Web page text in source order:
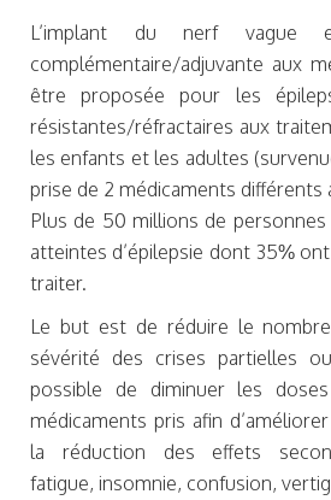
L’implant du nerf vague
complémentaire/adjuvante aux
être proposée pour les
résistantes/réfractaires aux
les enfants et les adultes
prise de 2 médicaments différents
Plus de 50 millions de
atteintes d’épilepsie dont 35%
traiter.
Le but est de réduire le
sévérité des crises partielles
possible de diminuer les
médicaments pris afin
la réduction des effets
fatigue, insomnie, confusion,